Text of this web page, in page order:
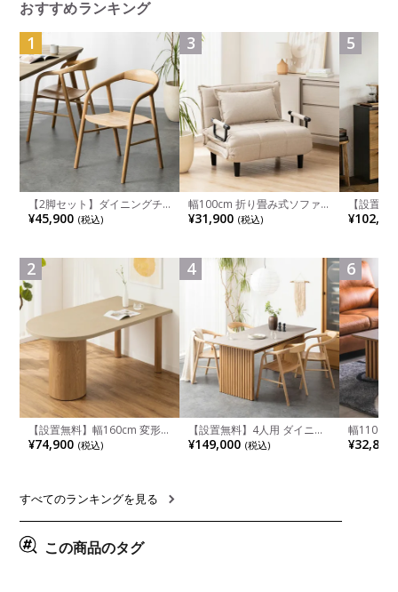
おすすめランキング
1
【2脚セット】ダイニングチ
ェア 木製 LUGA 肘付き チェ
ア 天然木 リビング椅子 板座
ュラル ブラウン 完成品
¥45,900 (税込)
2
【設置無料】幅160cm 変形
半円 ダイニングテーブル モ
ルタル風 LENAS コンクリー
リア風 グレージュ
¥74,900 (税込)
3
幅100cm 折り畳み式ソファ
ベッド コンパクト リクライ
ニング カウチスタイル 省ス
¥31,900 (税込)
4
【設置無料】4人用 ダイニン
グテーブルセット 5点 LUGA
セラミックテーブル おしゃれ
¥149,000 (税込)
5
【設置
チンカウ
板 引き出
れ ウッデ
ル グレー
6
幅110cm
木目調 リ
付き 長方
¥32,800
すべてのランキングを見る
この商品のタグ